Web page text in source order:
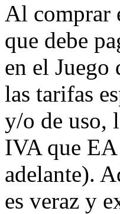
Al comprar
que debe
en el Juego
las tarifas
y/o de uso,
IVA que EA
adelante).
es veraz y